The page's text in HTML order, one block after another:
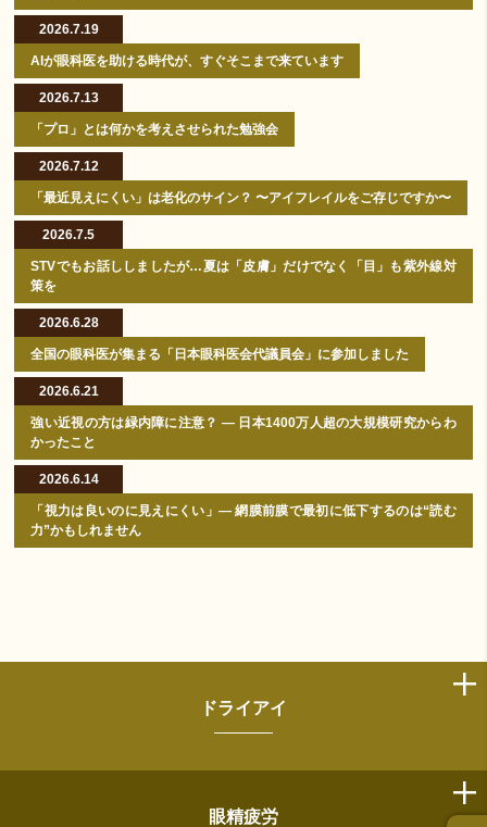
2026.7.19
AIが眼科医を助ける時代が、すぐそこまで来ています
2026.7.13
「プロ」とは何かを考えさせられた勉強会
2026.7.12
「最近見えにくい」は老化のサイン？ 〜アイフレイルをご存じですか〜
2026.7.5
STVでもお話ししましたが…夏は「皮膚」だけでなく「目」も紫外線対
策を
2026.6.28
全国の眼科医が集まる「日本眼科医会代議員会」に参加しました
2026.6.21
強い近視の方は緑内障に注意？ ― 日本1400万人超の大規模研究からわ
かったこと
2026.6.14
「視力は良いのに見えにくい」― 網膜前膜で最初に低下するのは“読む
力”かもしれません
ドライアイ
眼精疲労